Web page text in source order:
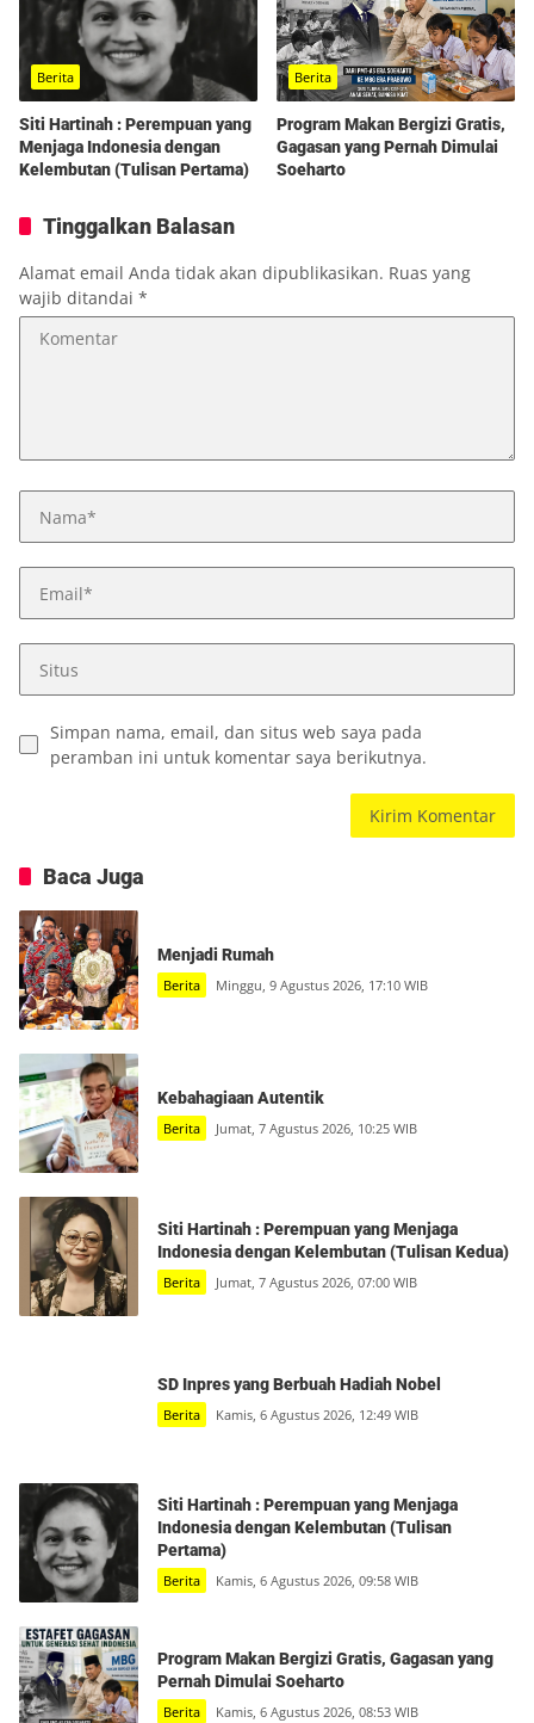
Berita
Siti Hartinah : Perempuan yang
Menjaga Indonesia dengan
Kelembutan (Tulisan Pertama)
Berita
Program Makan Bergizi Gratis,
Gagasan yang Pernah Dimulai
Soeharto
Tinggalkan Balasan
Alamat email Anda tidak akan dipublikasikan. Ruas yang
wajib ditandai *
Simpan nama, email, dan situs web saya pada
peramban ini untuk komentar saya berikutnya.
Baca Juga
Menjadi Rumah
Berita Minggu, 9 Agustus 2026, 17:10 WIB
Kebahagiaan Autentik
Berita Jumat, 7 Agustus 2026, 10:25 WIB
Siti Hartinah : Perempuan yang Menjaga
Indonesia dengan Kelembutan (Tulisan Kedua)
Berita Jumat, 7 Agustus 2026, 07:00 WIB
SD Inpres yang Berbuah Hadiah Nobel
Berita Kamis, 6 Agustus 2026, 12:49 WIB
Siti Hartinah : Perempuan yang Menjaga
Indonesia dengan Kelembutan (Tulisan
Pertama)
Berita Kamis, 6 Agustus 2026, 09:58 WIB
Program Makan Bergizi Gratis, Gagasan yang
Pernah Dimulai Soeharto
Berita Kamis, 6 Agustus 2026, 08:53 WIB